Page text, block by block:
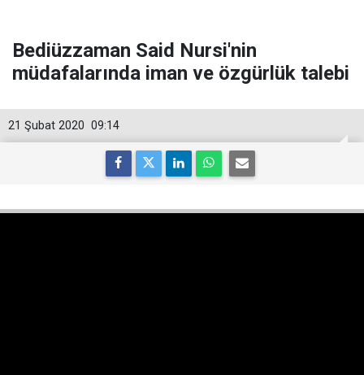
Bediüzzaman Said Nursi'nin
müdafalarında iman ve özgürlük talebi
09:14
21 Şubat 2020